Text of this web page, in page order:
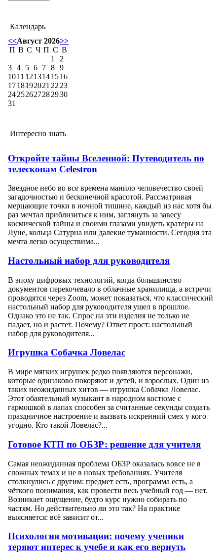
Календарь
<<Август 2026>>
П В С Ч П С В
1
2
3 4 5 6 7 8 9
1011 1213141516
1718192021 22 23
24252627282930
31
Интересно знать
Откройте тайны Вселенной: Путеводитель по
телескопам Celestron
Звездное небо во все времена манило человечество своей
загадочностью и бесконечной красотой. Рассматривая
мерцающие точки в ночной тишине, каждый из нас хотя бы
раз мечтал приблизиться к ним, заглянуть за завесу
космической тайны и своими глазами увидеть кратеры на
Луне, кольца Сатурна или далекие туманности. Сегодня эта
мечта легко осуществима...
Настольный набор для руководителя
В эпоху цифровых технологий, когда большинство
документов перекочевало в облачные хранилища, а встречи
проводятся через Zoom, может показаться, что классический
настольный набор для руководителя ушел в прошлое.
Однако это не так. Спрос на эти изделия не только не
падает, но и растет. Почему? Ответ прост: настольный
набор для руководителя...
Игрушка Собачка Ловелас
В мире мягких игрушек редко появляются персонажи,
которые одинаково покоряют и детей, и взрослых. Один из
таких неожиданных хитов — игрушка Собачка Ловелас.
Этот обаятельный музыкант в народном костюме с
гармошкой в лапах способен за считанные секунды создать
праздничное настроение и вызвать искренний смех у кого
угодно. Кто такой Ловелас?...
Готовое КТП по ОБЗР: решение для учителя
Самая неожиданная проблема ОБЗР оказалась вовсе не в
сложных темах и не в новых требованиях. Учителя
столкнулись с другим: предмет есть, программа есть, а
чёткого понимания, как провести весь учебный год — нет.
Возникает ощущение, будто курс нужно собирать по
частям. Но действительно ли это так? На практике
выясняется: всё зависит от...
Психология мотивации: почему ученики
теряют интерес к учебе и как его вернуть